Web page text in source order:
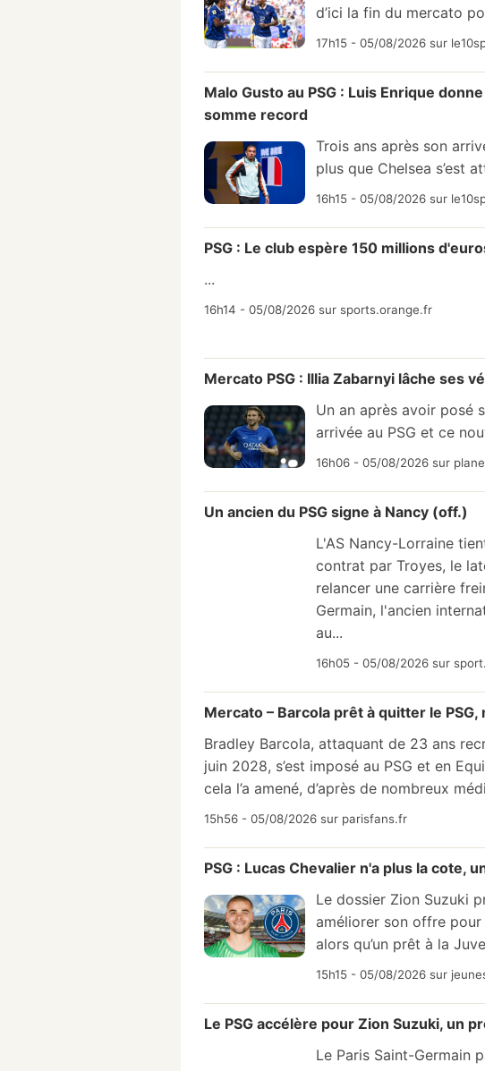
d’ici la fin du mercato
17h15 - 05/08/2026 sur
Malo Gusto au PSG : Luis Enrique
somme record
Trois ans après son
plus que Chelsea s’est
16h15 - 05/08/2026 sur
PSG : Le club espère 150 millions
...
16h14 - 05/08/2026 sur sports.orange.fr
Mercato PSG : Illia Zabarnyi lâche ses
Un an après avoir posé
arrivée au PSG et ce
16h06 - 05/08/2026 sur
Un ancien du PSG signe à Nancy (off.)
L'AS Nancy-Lorraine
contrat par Troyes, le
relancer une carrière
Germain, l'ancien
au...
16h05 - 05/08/2026 sur
Mercato – Barcola prêt à quitter le
Bradley Barcola, attaquant de 23 ans
juin 2028, s’est imposé au PSG et en
cela l’a amené, d’après de nombreux
15h56 - 05/08/2026 sur parisfans.fr
PSG : Lucas Chevalier n'a plus la cote,
Le dossier Zion Suzuki
améliorer son offre
alors qu’un prêt à la
15h15 - 05/08/2026 sur
Le PSG accélère pour Zion Suzuki, un
Le Paris Saint-Germain